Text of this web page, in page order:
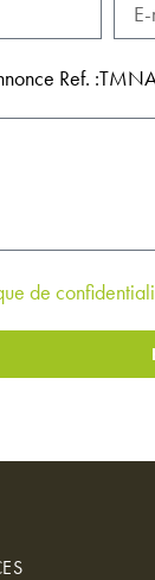
Ref.
de